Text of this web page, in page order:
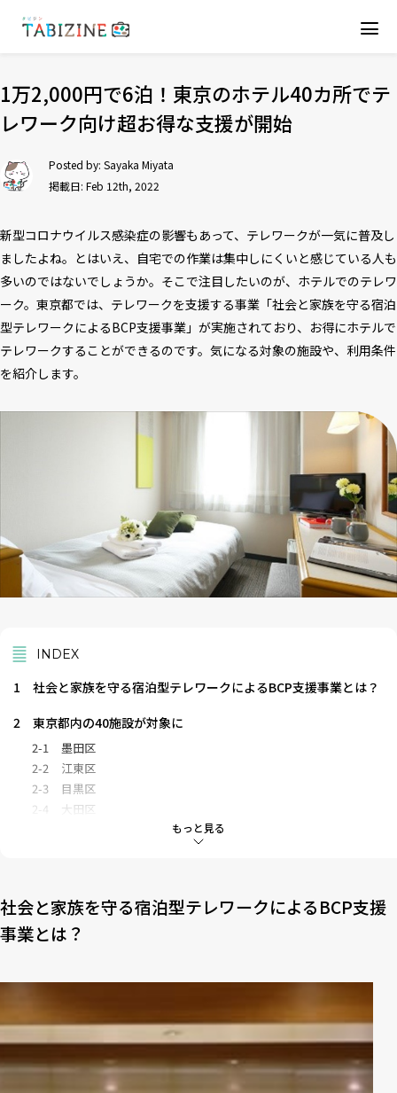
1万2,000円で6泊！東京のホテル40カ所でテ
レワーク向け超お得な支援が開始
Posted by: Sayaka Miyata
掲載日: Feb 12th, 2022
新型コロナウイルス感染症の影響もあって、テレワークが一気に普及し
ましたよね。とはいえ、自宅での作業は集中しにくいと感じている人も
多いのではないでしょうか。そこで注目したいのが、ホテルでのテレワ
ーク。東京都では、テレワークを支援する事業「社会と家族を守る宿泊
型テレワークによるBCP支援事業」が実施されており、お得にホテルで
テレワークすることができるのです。気になる対象の施設や、利用条件
を紹介します。
もっと見る
INDEX
1
社会と家族を守る宿泊型テレワークによるBCP支援事業とは？
2
東京都内の40施設が対象に
2-1
墨田区
2-2
江東区
2-3
目黒区
2-4
大田区
2-9
荒川区
2-10
練馬区
3
都内在住または在勤者は要チェック！
どんなホテルで滞在できるの？
社会と家族を守る宿泊型テレワークによるBCP支援
事業とは？